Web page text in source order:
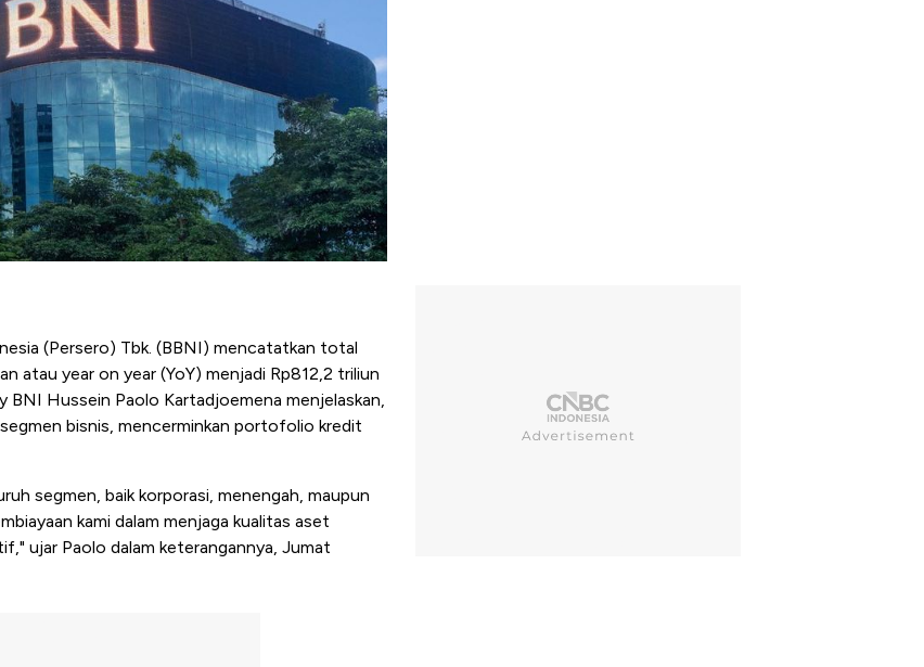
(Persero) Tbk. (BBNI) mencatatkan total
atau year on year (YoY) menjadi Rp812,2 triliun
Hussein Paolo Kartadjoemena menjelaskan,
bisnis, mencerminkan portofolio kredit
segmen, baik korporasi, menengah, maupun
kami dalam menjaga kualitas aset
ujar Paolo dalam keterangannya, Jumat